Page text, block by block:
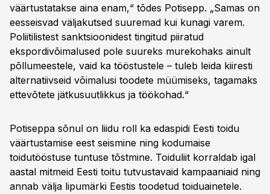
väärtustatakse aina enam,“ tõdes Potisepp. „Samas on
eesseisvad väljakutsed suuremad kui kunagi varem.
Poliitilistest sanktsioonidest tingitud piiratud
ekspordivõimalused pole suureks murekohaks ainult
põllumeestele, vaid ka tööstustele – tuleb leida kiiresti
alternatiivseid võimalusi toodete müümiseks, tagamaks
ettevõtete jätkusuutlikkus ja töökohad.“
Potiseppa sõnul on liidu roll ka edaspidi Eesti toidu
väärtustamise eest seismine ning kodumaise
toidutööstuse tuntuse tõstmine. Toiduliit korraldab igal
aastal mitmeid Eesti toitu tutvustavaid kampaaniaid ning
annab välja lipumärki Eestis toodetud toiduainetele.